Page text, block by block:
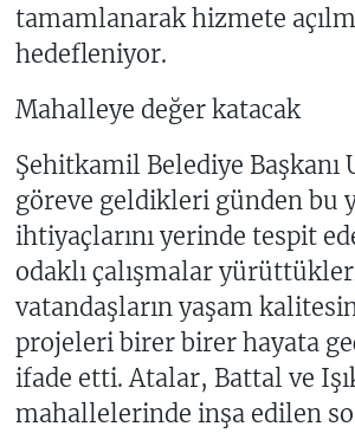
tamamlanarak hizmete
hedefleniyor.
Mahalleye değer katacak
Şehitkamil Belediye Başkanı
göreve geldikleri günden bu
ihtiyaçlarını yerinde tespit
odaklı çalışmalar
vatandaşların yaşam
projeleri birer birer hayata
ifade etti. Atalar, Battal ve
mahallelerinde inşa edilen